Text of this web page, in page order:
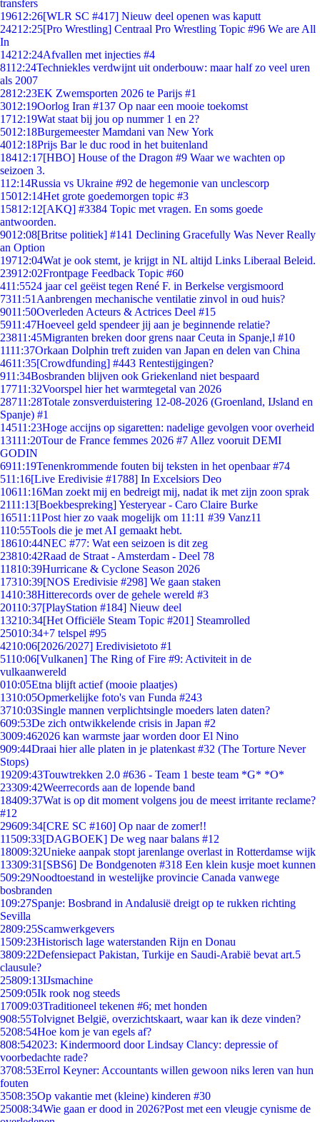
transfers
19612:26[WLR SC #417] Nieuw deel openen was kaputt
24212:25[Pro Wrestling] Centraal Pro Wrestling Topic #96 We are All
In
14212:24Afvallen met injecties #4
8112:24Techniekles verdwijnt uit onderbouw: maar half zo veel uren
als 2007
2812:23EK Zwemsporten 2026 te Parijs #1
3012:19Oorlog Iran #137 Op naar een mooie toekomst
1712:19Wat staat bij jou op nummer 1 en 2?
5012:18Burgemeester Mamdani van New York
4012:18Prijs Bar le duc rood in het buitenland
18412:17[HBO] House of the Dragon #9 Waar we wachten op
seizoen 3.
112:14Russia vs Ukraine #92 de hegemonie van unclescorp
15012:14Het grote goedemorgen topic #3
15812:12[AKQ] #3384 Topic met vragen. En soms goede
antwoorden.
9012:08[Britse politiek] #141 Declining Gracefully Was Never Really
an Option
19712:04Wat je ook stemt, je krijgt in NL altijd Links Liberaal Beleid.
23912:02Frontpage Feedback Topic #60
411:5524 jaar cel geëist tegen René F. in Berkelse vergismoord
7311:51 Aanbrengen mechanische ventilatie zinvol in oud huis?
9011:50Overleden Acteurs & Actrices Deel #15
5911:47Hoeveel geld spendeer jij aan je beginnende relatie?
23811:45Migranten breken door grens naar Ceuta in Spanje,l #10
1111:37Orkaan Dolphin treft zuiden van Japan en delen van China
4611:35[Crowdfunding] #443 Rentestijgingen?
911:34Bosbranden blijven ook Griekenland niet bespaard
17711:32Voorspel hier het warmtegetal van 2026
28711:28Totale zonsverduistering 12-08-2026 (Groenland, IJsland en
Spanje) #1
14511:23Hoge accijns op sigaretten: nadelige gevolgen voor overheid
13111:20Tour de France femmes 2026 #7 Allez vooruit DEMI
GODIN
6911:19Tenenkrommende fouten bij teksten in het openbaar #74
511:16[Live Eredivisie #1788] In Excelsiors Deo
10611:16Man zoekt mij en bedreigt mij, nadat ik met zijn zoon sprak
2111:13[Boekbespreking] Yesteryear - Caro Claire Burke
16511:11Post hier zo vaak mogelijk om 11:11 #39 Vanz11
110:55Tools die je met AI gemaakt hebt.
18610:44NEC #77: Wat een seizoen is dit zeg
23810:42Raad de Straat - Amsterdam - Deel 78
11810:39Hurricane & Cyclone Season 2026
17310:39[NOS Eredivisie #298] We gaan staken
1410:38Hitterecords over de gehele wereld #3
20110:37[PlayStation #184] Nieuw deel
13210:34[Het Officiële Steam Topic #201] Steamrolled
25010:34+7 telspel #95
4210:06[2026/2027] Eredivisietoto #1
5110:06[Vulkanen] The Ring of Fire #9: Activiteit in de
vulkaanwereld
010:05Etna blijft actief (mooie plaatjes)
1310:05Opmerkelijke foto's van Funda #243
3710:03Single mannen verplichtsingle moeders laten daten?
609:53De zich ontwikkelende crisis in Japan #2
3009:462026 kan warmste jaar worden door El Nino
909:44Draai hier alle platen in je platenkast #32 (The Torture Never
Stops)
19209:43Touwtrekken 2.0 #636 - Team 1 beste team *G* *O*
23309:42Weerrecords aan de lopende band
18409:37Wat is op dit moment volgens jou de meest irritante reclame?
#12
29609:34[CRE SC #160] Op naar de zomer!!
11509:33[DAGBOEK] De weg naar balans #12
18009:32Unieke aanpak stopt jarenlange overlast in Rotterdamse wijk
13309:31 [SBS6] De Bondgenoten #318 Een klein kusje moet kunnen
509:29Noodtoestand in westelijke provincie Canada vanwege
bosbranden
109:27Spanje: Bosbrand in Andalusië dreigt op te rukken richting
Sevilla
2809:25Scamwerkgevers
1509:23Historisch lage waterstanden Rijn en Donau
3809:22Defensiepact Pakistan, Turkije en Saudi-Arabië bevat art.5
clausule?
25809:13IJsmachine
2509:05Ik rook nog steeds
17009:03Traditioneel tekenen #6; met honden
908:55Tolvignet België, overzichtskaart, waar kan ik deze vinden?
5208:54Hoe kom je van egels af?
808:542023: Kindermoord door Lindsay Clancy: depressie of
voorbedachte rade?
3708:53Errol Keyner: Accountants willen gewoon niks leren van hun
fouten
3508:35Op vakantie met (kleine) kinderen #30
25008:34Wie gaan er dood in 2026?Post met een vleugje cynisme de